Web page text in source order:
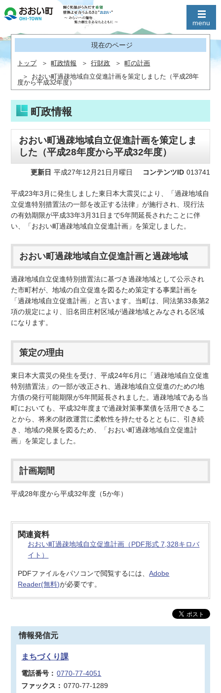
現在のページ
トップ 町政情報 行財政
町の計画
おおい町過疎地域自立促進計画を策定しました（平成28年
度から平成32年度）
町政情報
おおい町過疎地域自立促進計画を策定しま
した（平成28年度から平成32年度）
更新日 平成27年12月21日月曜日 コンテンツID 013741
平成23年3月に発生しました東日本大震災により、「過疎地域自
立促進特別措置法の一部を改正する法律」が施行され、現行法
の有効期限が平成33年3月31日まで5年間延長されたことに伴
い、「おおい町過疎地域自立促進計画」を策定しました。
おおい町過疎地域自立促進計画と過疎地域
過疎地域自立促進特別措置法に基づき過疎地域として公示され
た市町村が、地域の自立促進を図るため策定する事業計画を
「過疎地域自立促進計画」と言います。当町は、同法第33条第2
項の規定により、旧名田庄村区域が過疎地域とみなされる区域
になります。
策定の理由
東日本大震災の発生を受け、平成24年6月に「過疎地域自立促進
特別措置法」の一部が改正され、過疎地域自立促進のための地
方債の発行可能期限が5年間延長されました。過疎地域である当
町においても、平成32年度まで過疎対策事業債を活用できるこ
とから、将来の財政運営に柔軟性を持たせるとともに、引き続
き、地域の発展を図るため、「おおい町過疎地域自立促進計
画」を策定しました。
計画期間
平成28年度から平成32年度（5か年）
関連資料
おおい町過疎地域自立促進計画（PDF形式 7,328キロバ
イト）
PDFファイルをパソコンで閲覧するには、Adobe
Reader(無料)が必要です。
情報発信元
まちづくり課
電話番号： 0770-77-4051
ファックス： 0770-77-1289